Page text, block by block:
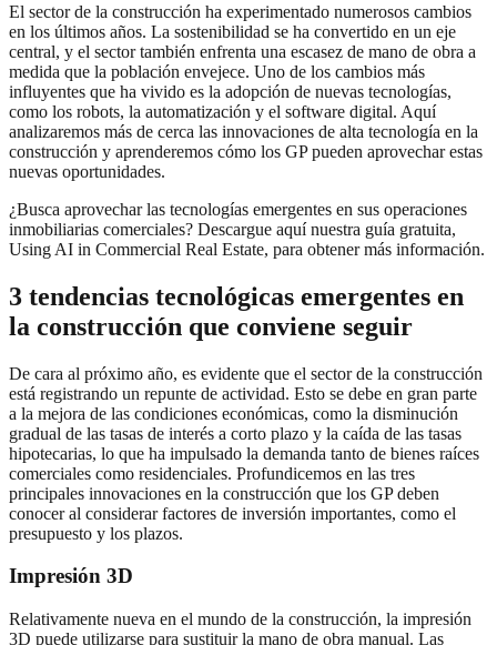
El sector de la construcción ha experimentado numerosos cambios
en los últimos años. La sostenibilidad se ha convertido en un eje
central, y el sector también enfrenta una escasez de mano de obra a
medida que la población envejece. Uno de los cambios más
influyentes que ha vivido es la adopción de nuevas tecnologías,
como los robots, la automatización y el software digital. Aquí
analizaremos más de cerca las innovaciones de alta tecnología en la
construcción y aprenderemos cómo los GP pueden aprovechar estas
nuevas oportunidades.
¿Busca aprovechar las tecnologías emergentes en sus operaciones
inmobiliarias comerciales? Descargue aquí nuestra guía gratuita,
Using AI in Commercial Real Estate, para obtener más información.
3 tendencias tecnológicas emergentes en
la construcción que conviene seguir
De cara al próximo año, es evidente que el sector de la construcción
está registrando un repunte de actividad. Esto se debe en gran parte
a la mejora de las condiciones económicas, como la disminución
gradual de las tasas de interés a corto plazo y la caída de las tasas
hipotecarias, lo que ha impulsado la demanda tanto de bienes raíces
comerciales como residenciales. Profundicemos en las tres
principales innovaciones en la construcción que los GP deben
conocer al considerar factores de inversión importantes, como el
presupuesto y los plazos.
Impresión 3D
Relativamente nueva en el mundo de la construcción, la impresión
3D puede utilizarse para sustituir la mano de obra manual. Las